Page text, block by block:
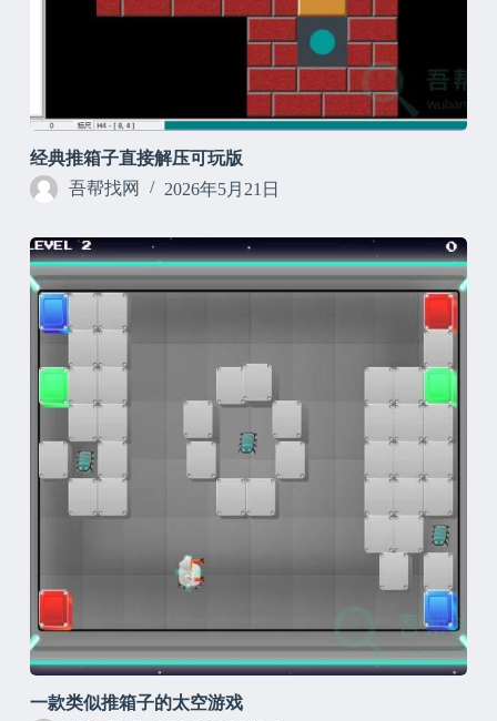
经典推箱子直接解压可玩版
吾帮找网
2026年5月21日
一款类似推箱子的太空游戏